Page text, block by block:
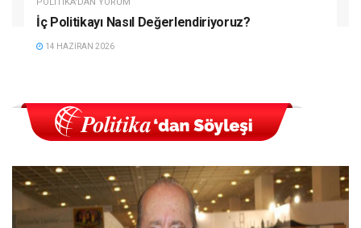
POLITIKA'DAN YORUM
İç Politikayı Nasıl Değerlendiriyoruz?
14 HAZIRAN 2026